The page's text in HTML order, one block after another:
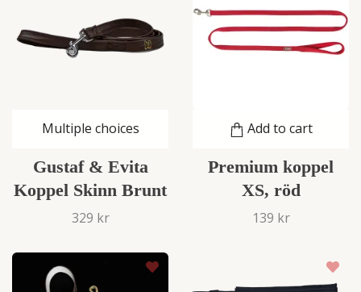
Multiple choices
Gustaf & Evita
Koppel Skinn Brunt
329 kr
Add to cart
Premium koppel
XS, röd
139 kr